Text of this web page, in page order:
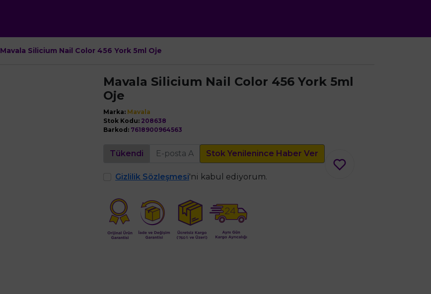
Mavala Silicium Nail Color 456 York 5ml Oje
Mavala Silicium Nail Color 456 York 5ml
Oje
Marka: Mavala
Stok Kodu: 208638
Barkod: 7618900964563
Tükendi Stok Yenilenince Haber Ver
Gizlilik Sözleşmesi'ni kabul ediyorum.